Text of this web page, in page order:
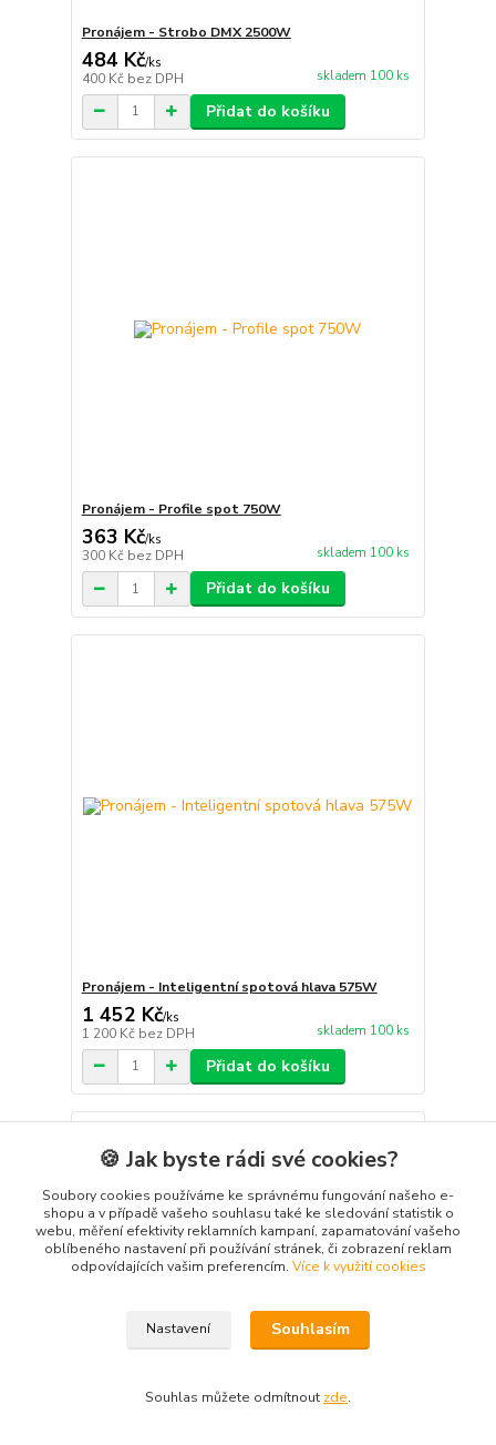
Pronájem - Strobo DMX 2500W
484 Kč/ks
400 Kč bez DPH skladem 100 ks
Přidat do košíku
Pronájem - Profile spot 750W
363 Kč/ks
300 Kč bez DPH skladem 100 ks
Přidat do košíku
Pronájem - Inteligentní spotová hlava 575W
1 452 Kč/ks
1 200 Kč bez DPH skladem 100 ks
Přidat do košíku
🍪 Jak byste rádi své cookies?
Soubory cookies používáme ke správnému fungování našeho e-
shopu a v případě vašeho souhlasu také ke sledování statistik o
webu, měření efektivity reklamních kampaní, zapamatování vašeho
oblíbeného nastavení při používání stránek, či zobrazení reklam
odpovídajících vašim preferencím. Více k využití cookies
Nastavení Souhlasím
Souhlas můžete odmítnout zde.